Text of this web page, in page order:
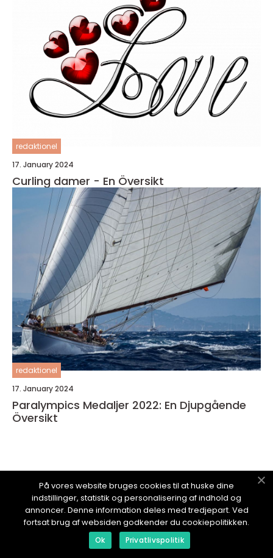
redaktionel
17. January 2024
Curling damer - En Översikt
redaktionel
17. January 2024
Paralympics Medaljer 2022: En Djupgående
Översikt
SPORTTILLBEHÖR.se
På vores website bruges cookies til at huske dine
indstillinger, statistik og personalisering af indhold og
annoncer. Denne information deles med tredjepart. Ved
fortsat brug af websiden godkender du cookiepolitikken.
Ok Privatlivspolitik